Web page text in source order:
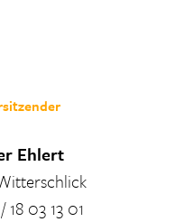
Ehlert
03 13 01